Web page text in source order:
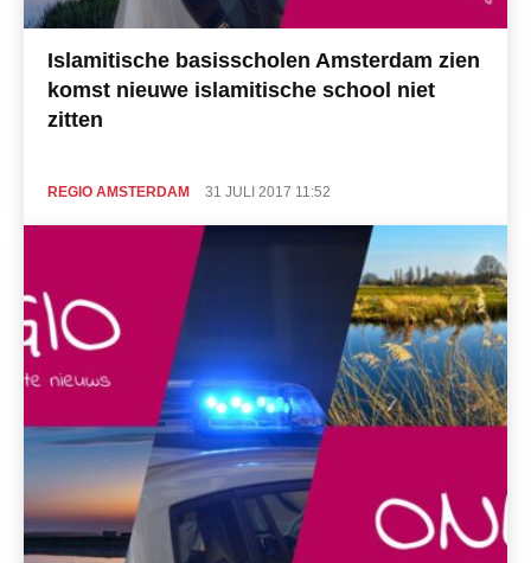
Islamitische basisscholen Amsterdam zien
komst nieuwe islamitische school niet
zitten
REGIO AMSTERDAM 31 JULI 2017 11:52